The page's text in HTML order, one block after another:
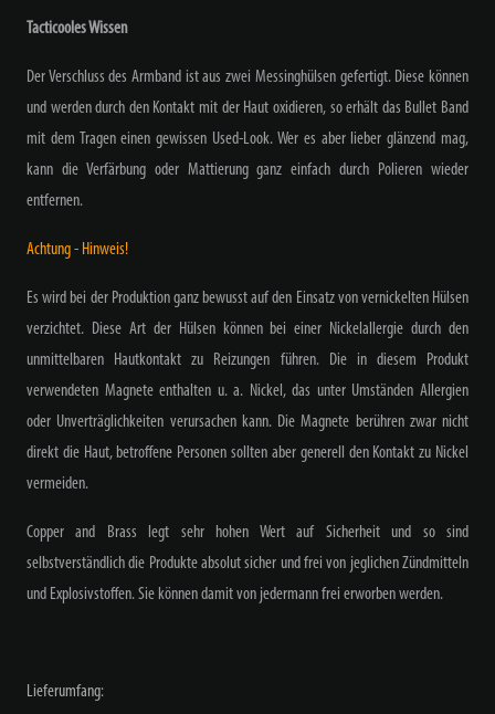
Tacticooles Wissen
Der Verschluss des Armband ist aus zwei Messinghülsen gefertigt. Diese können
und werden durch den Kontakt mit der Haut oxidieren, so erhält das Bullet Band
mit dem Tragen einen gewissen Used-Look. Wer es aber lieber glänzend mag,
kann die Verfärbung oder Mattierung ganz einfach durch Polieren wieder
entfernen.
Achtung - Hinweis!
Es wird bei der Produktion ganz bewusst auf den Einsatz von vernickelten Hülsen
verzichtet. Diese Art der Hülsen können bei einer Nickelallergie durch den
unmittelbaren Hautkontakt zu Reizungen führen. Die in diesem Produkt
verwendeten Magnete enthalten u. a. Nickel, das unter Umständen Allergien
oder Unverträglichkeiten verursachen kann. Die Magnete berühren zwar nicht
direkt die Haut, betroffene Personen sollten aber generell den Kontakt zu Nickel
vermeiden.
Copper and Brass legt sehr hohen Wert auf Sicherheit und so sind
selbstverständlich die Produkte absolut sicher und frei von jeglichen Zündmitteln
und Explosivstoffen. Sie können damit von jedermann frei erworben werden.
Lieferumfang: